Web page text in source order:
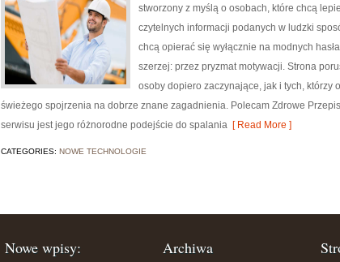
stworzony z myślą o osobach, które chcą
czytelnych informacji podanych w ludzki
chcą opierać się wyłącznie na modnych
szerzej: przez pryzmat motywacji. Strona
osoby dopiero zaczynające, jak i tych,
świeżego spojrzenia na dobrze znane zagadnienia. Polecam Zdrowe
serwisu jest jego różnorodne podejście do spalania [ Read More ]
CATEGORIES: NOWE TECHNOLOGIE
Nowe wpisy: Archiwa